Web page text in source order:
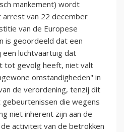
mankement) wordt
van 22 december
van de Europese
is geoordeeld dat een
een luchtvaartuig dat
tot gevolg heeft, niet valt
omstandigheden" in
de verordening, tenzij dit
die wegens
niet inherent zijn aan de
activiteit van de betrokken